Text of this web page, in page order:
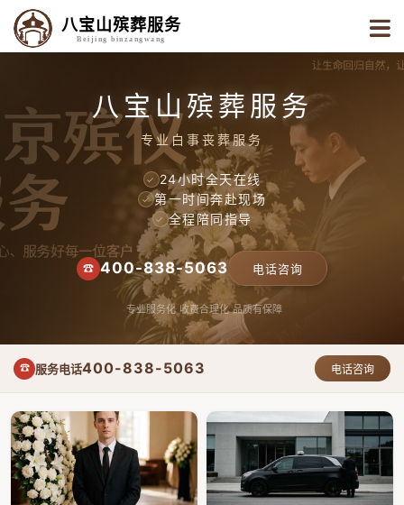
八宝山殡葬服务
Beijing binzangwang
八宝山殡葬服务
专业白事丧葬服务
✓ 24小时全天在线
✓ 第一时间奔赴现场
✓ 全程陪同指导
☎ 400-838-5063 电话咨询
专业服务化 收费合理化 品质有保障
☎ 服务电话400-838-5063 电话咨询